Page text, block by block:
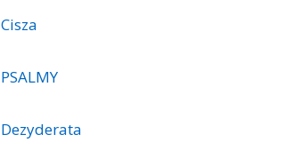
Cisza
PSALMY
Dezyderata